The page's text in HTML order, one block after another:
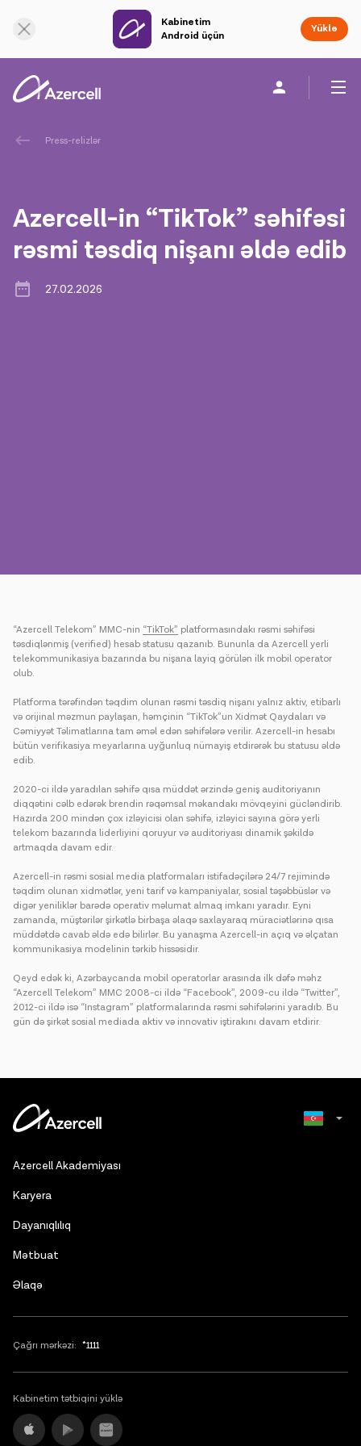
Kabinetim
Android üçün
Yüklə
FərdiPress-relizlər
Azercell-in “TikTok” səhifəsi
rəsmi təsdiq nişanı əldə edib
27.02.2026
“Azercell Telekom” MMC-nin “TikTok” platformasındakı rəsmi səhifəsi
təsdiqlənmiş (verified) hesab statusu qazanıb. Bununla da Azercell yerli
telekommunikasiya bazarında bu nişana layiq görülən ilk mobil operator
olub.
Platforma tərəfindən təqdim olunan rəsmi təsdiq nişanı yalnız aktiv, etibarlı
və orijinal məzmun paylaşan, həmçinin “TikTok”un Xidmət Qaydaları və
Cəmiyyət Təlimatlarına tam əməl edən səhifələrə verilir. Azercell-in hesabı
bütün verifikasiya meyarlarına uyğunluq nümayiş etdirərək bu statusu əldə
edib.
2020-ci ildə yaradılan səhifə qısa müddət ərzində geniş auditoriyanın
diqqətini cəlb edərək brendin rəqəmsal məkan­dakı mövqeyini gücləndirib.
Hazırda 200 mindən çox izləyicisi olan səhifə, izləyici sayına görə yerli
telekom bazarında liderliyini qoruyur və auditoriyası dinamik şəkildə
artmaqda davam edir.
Azercell-in rəsmi sosial media platformaları istifadəçilərə 24/7 rejimində
təqdim olunan xidmətlər, yeni tarif və kampaniyalar, sosial təşəbbüslər və
digər yeniliklər barədə operativ məlumat almaq imkanı yaradır. Eyni
zamanda, müştərilər şirkətlə birbaşa əlaqə saxlayaraq müraciətlərinə qısa
müddətdə cavab əldə edə bilirlər. Bu yanaşma Azercell-in açıq və əlçatan
kommunikasiya modelinin tərkib hissəsidir.
Qeyd edək ki, Azərbaycanda mobil operatorlar arasında ilk dəfə məhz
“Azercell Telekom” MMC 2008-ci ildə “Facebook”, 2009-cu ildə “Twitter”,
2012-ci ildə isə “Instagram” platformalarında rəsmi səhifələrini yaradıb. Bu
gün də şirkət sosial mediada aktiv və innovativ iştirakını davam etdirir.
Azercell Akademiyası
Karyera
Dayanıqlılıq
Mətbuat
Əlaqə
Çağrı mərkəzi: *1111
Kabinetim tətbiqini yüklə
Onlayn dəstək